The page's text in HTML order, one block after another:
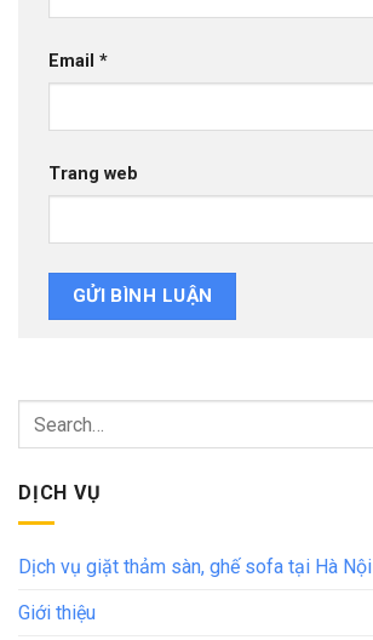
Email *
Trang web
DỊCH VỤ
Dịch vụ giặt thảm sàn, ghế sofa tại Hà Nội
Giới thiệu